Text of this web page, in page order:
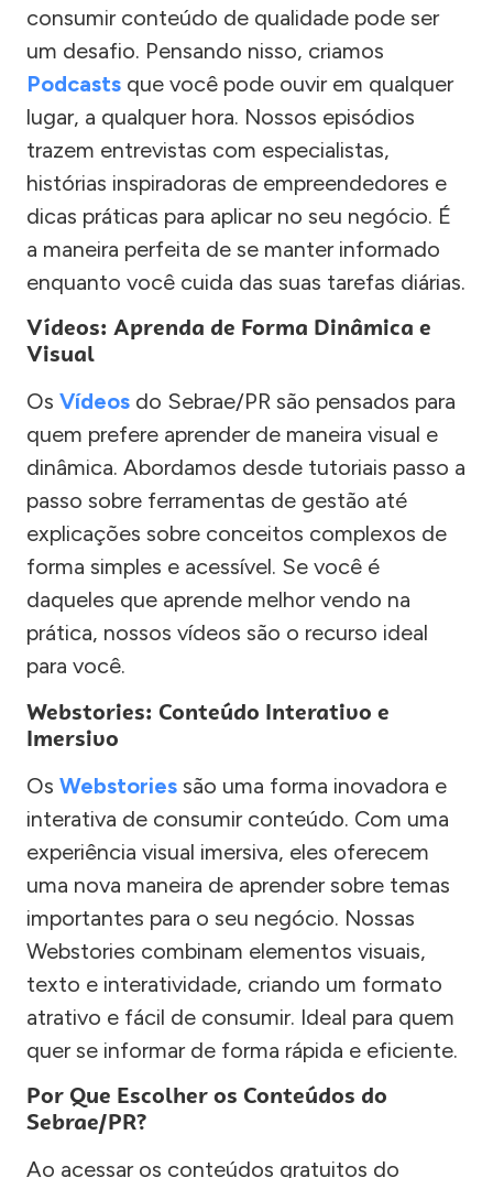
consumir conteúdo de qualidade pode ser
um desafio. Pensando nisso, criamos
Podcasts que você pode ouvir em qualquer
lugar, a qualquer hora. Nossos episódios
trazem entrevistas com especialistas,
histórias inspiradoras de empreendedores e
dicas práticas para aplicar no seu negócio. É
a maneira perfeita de se manter informado
enquanto você cuida das suas tarefas diárias.
Vídeos: Aprenda de Forma Dinâmica e
Visual
Os Vídeos do Sebrae/PR são pensados para
quem prefere aprender de maneira visual e
dinâmica. Abordamos desde tutoriais passo a
passo sobre ferramentas de gestão até
explicações sobre conceitos complexos de
forma simples e acessível. Se você é
daqueles que aprende melhor vendo na
prática, nossos vídeos são o recurso ideal
para você.
Webstories: Conteúdo Interativo e
Imersivo
Os Webstories são uma forma inovadora e
interativa de consumir conteúdo. Com uma
experiência visual imersiva, eles oferecem
uma nova maneira de aprender sobre temas
importantes para o seu negócio. Nossas
Webstories combinam elementos visuais,
texto e interatividade, criando um formato
atrativo e fácil de consumir. Ideal para quem
quer se informar de forma rápida e eficiente.
Por Que Escolher os Conteúdos do
Sebrae/PR?
Ao acessar os conteúdos gratuitos do